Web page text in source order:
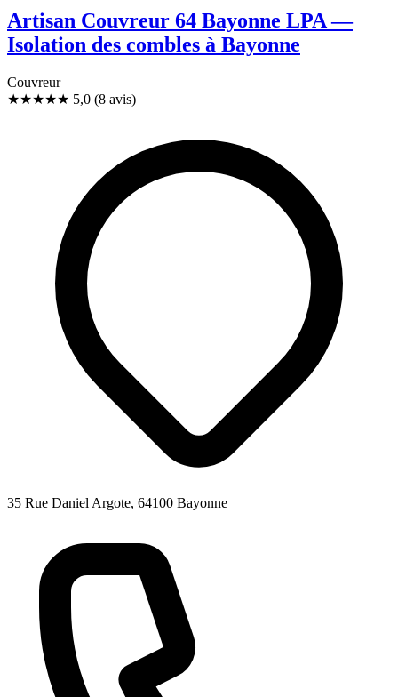
Artisan Couvreur 64 Bayonne LPA —
Isolation des combles à Bayonne
Couvreur
★★★★★ 5,0 (8 avis)
35 Rue Daniel Argote, 64100 Bayonne